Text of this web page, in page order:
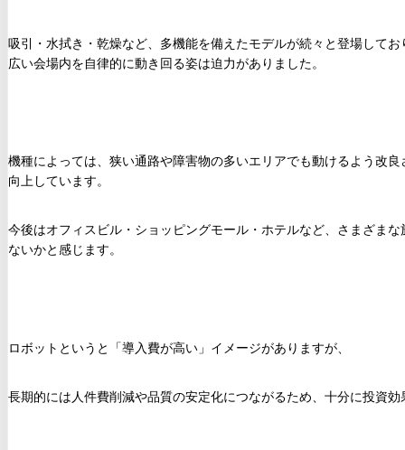
吸引・水拭き・乾燥など、多機能を備えたモデルが続々と登場してお
広い会場内を自律的に動き回る姿は迫力がありました。
機種によっては、狭い通路や障害物の多いエリアでも動けるよう改
向上しています。
今後はオフィスビル・ショッピングモール・ホテルなど、さまざま
ないかと感じます。
ロボットというと「導入費が高い」イメージがありますが、
長期的には人件費削減や品質の安定化につながるため、十分に投資効